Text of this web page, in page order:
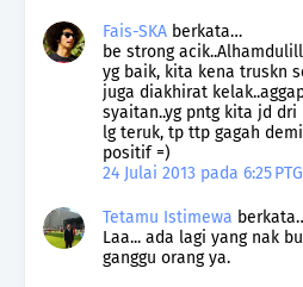
Fais-SKA berkata…
be strong
yg baik, kita kena truskn
juga diakhirat
syaitan..yg pntg kita jd
lg teruk, tp ttp gagah
positif =)
24 Julai 2013 pada 6:25 PTG
Tetamu Istimewa
Laa... ada lagi yang nak
ganggu orang ya.